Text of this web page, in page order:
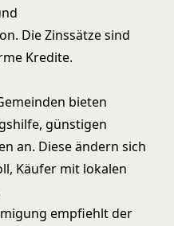
Die Zinssätze sind
Kredite.
bieten
günstigen
an. Diese ändern sich
Käufer mit lokalen
empfiehlt der